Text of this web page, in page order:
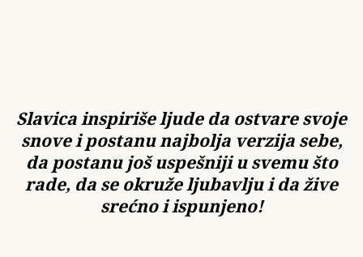
Slavica inspiriše ljude da ostvare svoje
snove i postanu najbolja verzija sebe,
da postanu još uspešniji u svemu što
rade, da se okruže ljubavlju i da žive
srećno i ispunjeno!